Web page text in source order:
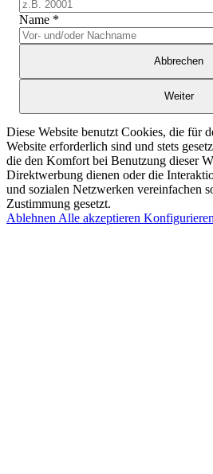
Name *
Abbrechen
Weiter
Diese Website benutzt Cookies, die für
Website erforderlich sind und stets
die den Komfort bei Benutzung dieser
Direktwerbung dienen oder die
und sozialen Netzwerken vereinfachen
Zustimmung gesetzt.
Ablehnen Alle akzeptieren Konfigurieren